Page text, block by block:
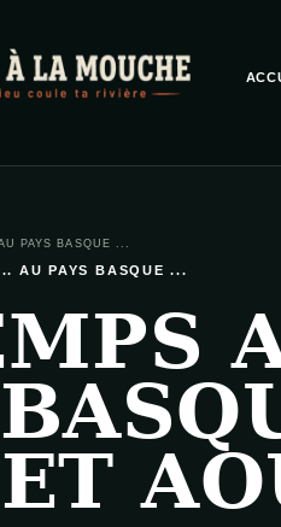
PAYS BASQUE ...
AU PAYS BASQUE ...